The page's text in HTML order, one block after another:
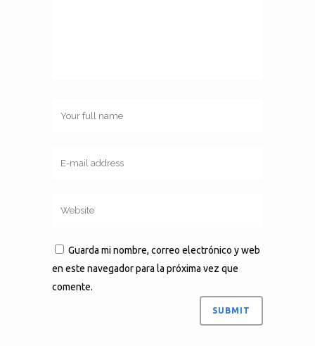
Guarda mi nombre, correo electrónico y web
en este navegador para la próxima vez que
comente.